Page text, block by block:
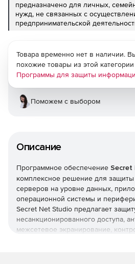
предназначено для личных,
нужд, не связанных с
предпринимательской
Описание
Программное обеспечение Secret
комплексное решение для защиты
серверов на уровне данных,
операционной системы и
Secret Net Studio предлагает
несанкционированного доступа,
межсетевое экранирование,
Товара временно нет в наличии.
похожие товары из этой категории
Программы для защиты
Поможем с выбором